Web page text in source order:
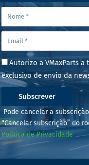
Autorizo a VMaxParts
exclusivo de envio da
Subscrever
Pode cancelar a
“Cancelar subscrição” do
Política de Privacidade